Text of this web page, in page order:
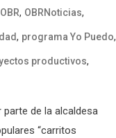
OBR, OBRNoticias,
, programa Yo Puedo,
productivos,
de la alcaldesa
“carritos